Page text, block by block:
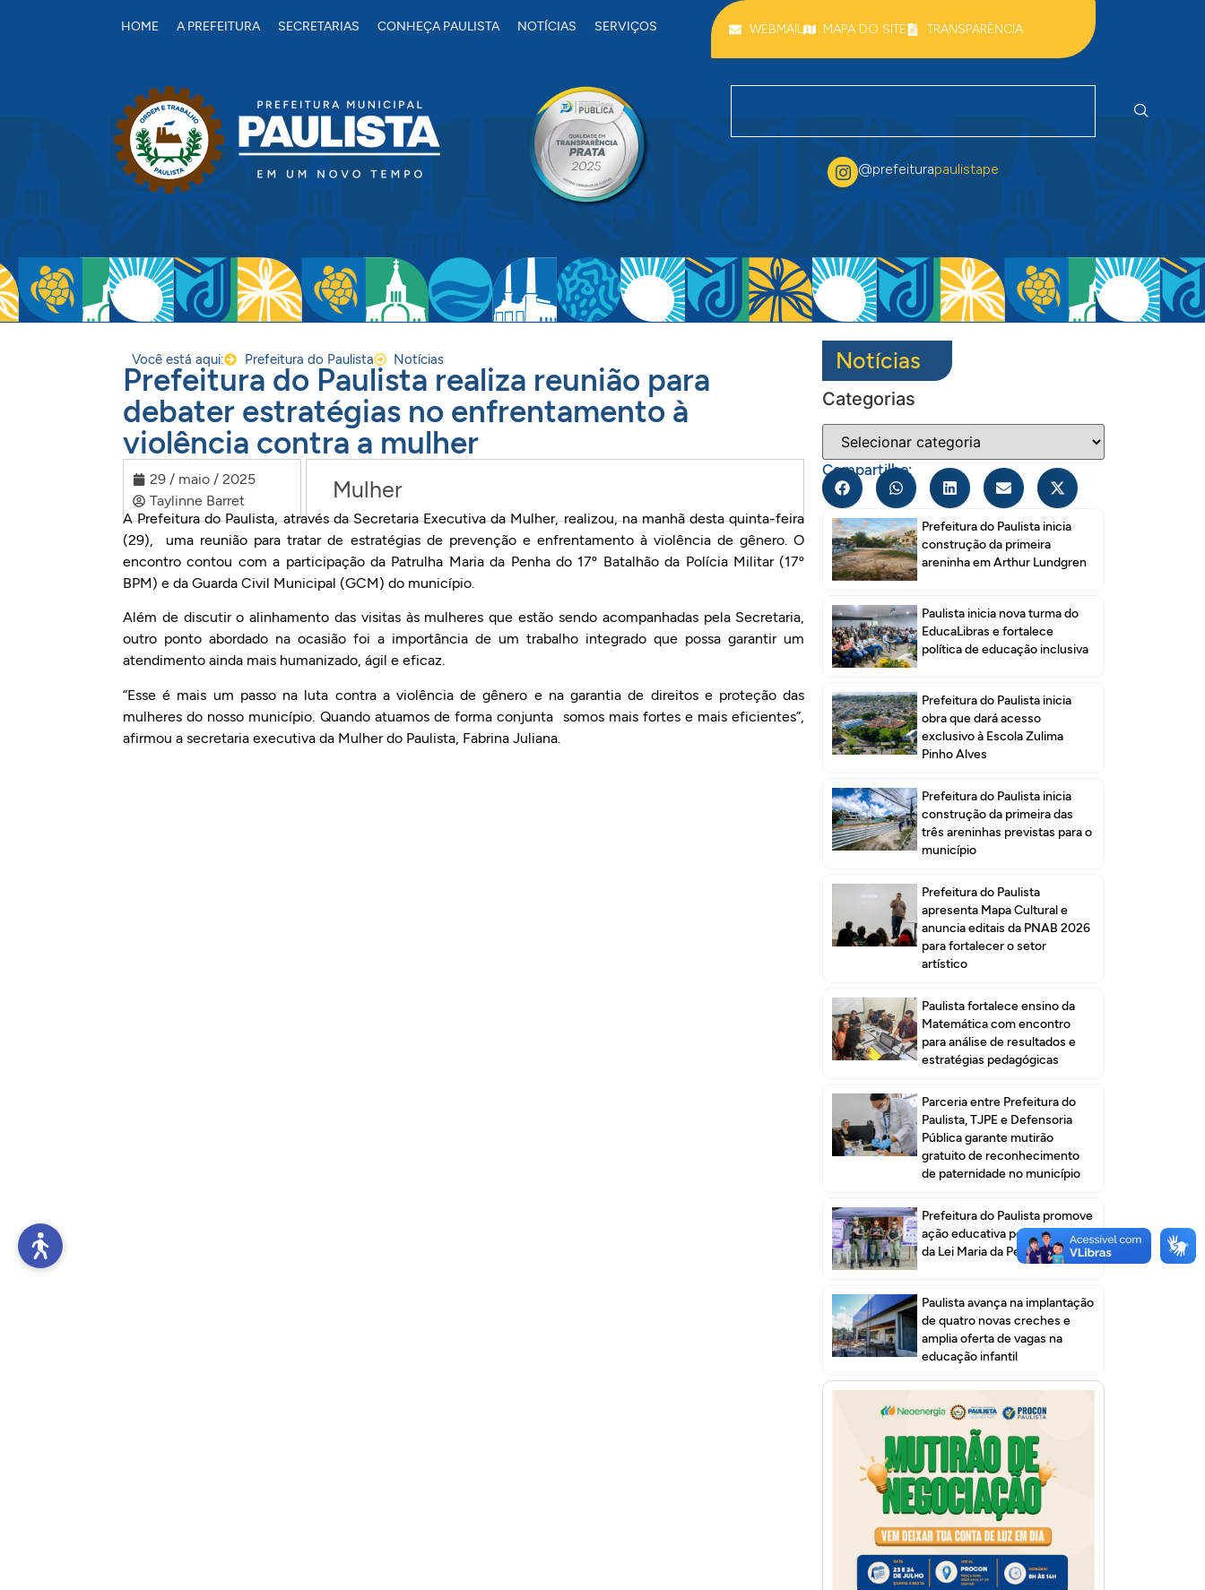
HOME A PREFEITURA SECRETARIAS CONHEÇA PAULISTA NOTÍCIAS SERVIÇOS WEBMAIL MAPA DO SITE TRANSPARÊNCIA
@prefeiturapaulistape
Você está aqui: Prefeitura do Paulista Notícias
Prefeitura do Paulista realiza reunião para
debater estratégias no enfrentamento à
violência contra a mulher
29 / maio / 2025
Taylinne Barret
Mulher
A Prefeitura do Paulista, através da Secretaria Executiva da Mulher, realizou, na manhã desta quinta-feira
(29), uma reunião para tratar de estratégias de prevenção e enfrentamento à violência de gênero. O
encontro contou com a participação da Patrulha Maria da Penha do 17º Batalhão da Polícia Militar (17º
BPM) e da Guarda Civil Municipal (GCM) do município.
Além de discutir o alinhamento das visitas às mulheres que estão sendo acompanhadas pela Secretaria,
outro ponto abordado na ocasião foi a importância de um trabalho integrado que possa garantir um
atendimento ainda mais humanizado, ágil e eficaz.
“Esse é mais um passo na luta contra a violência de gênero e na garantia de direitos e proteção das
mulheres do nosso município. Quando atuamos de forma conjunta somos mais fortes e mais eficientes”,
afirmou a secretaria executiva da Mulher do Paulista, Fabrina Juliana.
Notícias
Categorias
Compartilhe:
Prefeitura do Paulista inicia
construção da primeira
areninha em Arthur Lundgren
Paulista inicia nova turma do
EducaLibras e fortalece
política de educação inclusiva
Prefeitura do Paulista inicia
obra que dará acesso
exclusivo à Escola Zulima
Pinho Alves
Prefeitura do Paulista inicia
construção da primeira das
três areninhas previstas para o
município
Prefeitura do Paulista
apresenta Mapa Cultural e
anuncia editais da PNAB 2026
para fortalecer o setor
artístico
Paulista fortalece ensino da
Matemática com encontro
para análise de resultados e
estratégias pedagógicas
Parceria entre Prefeitura do
Paulista, TJPE e Defensoria
Pública garante mutirão
gratuito de reconhecimento
de paternidade no município
Prefeitura do Paulista promove
ação educativa pelos 20 anos
da Lei Maria da Penha
Paulista avança na implantação
de quatro novas creches e
amplia oferta de vagas na
educação infantil